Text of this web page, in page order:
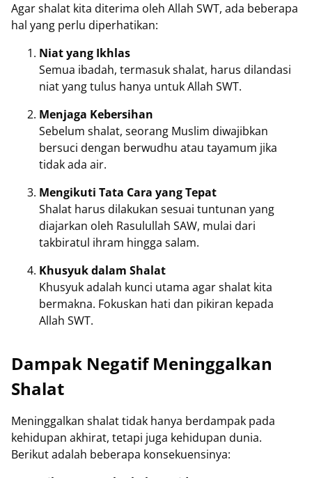
Agar shalat kita diterima oleh Allah SWT, ada beberapa
hal yang perlu diperhatikan:
Niat yang Ikhlas
Semua ibadah, termasuk shalat, harus dilandasi
niat yang tulus hanya untuk Allah SWT.
Menjaga Kebersihan
Sebelum shalat, seorang Muslim diwajibkan
bersuci dengan berwudhu atau tayamum jika
tidak ada air.
Mengikuti Tata Cara yang Tepat
Shalat harus dilakukan sesuai tuntunan yang
diajarkan oleh Rasulullah SAW, mulai dari
takbiratul ihram hingga salam.
Khusyuk dalam Shalat
Khusyuk adalah kunci utama agar shalat kita
bermakna. Fokuskan hati dan pikiran kepada
Allah SWT.
Dampak Negatif Meninggalkan
Shalat
Meninggalkan shalat tidak hanya berdampak pada
kehidupan akhirat, tetapi juga kehidupan dunia.
Berikut adalah beberapa konsekuensinya: